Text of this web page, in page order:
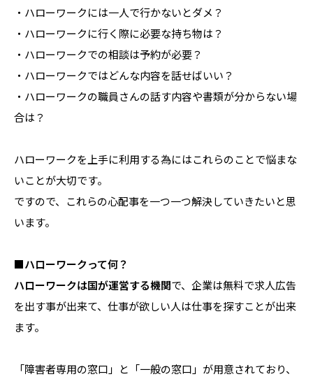
・ハローワークには一人で行かないとダメ？
・ハローワークに行く際に必要な持ち物は？
・ハローワークでの相談は予約が必要？
・ハローワークではどんな内容を話せばいい？
・ハローワークの職員さんの話す内容や書類が分からない場
合は？
ハローワークを上手に利用する為にはこれらのことで悩まな
いことが大切です。
ですので、これらの心配事を一つ一つ解決していきたいと思
います。
■ハローワークって何？
ハローワークは国が運営する機関で、企業は無料で求人広告
を出す事が出来て、仕事が欲しい人は仕事を探すことが出来
ます。
「障害者専用の窓口」と「一般の窓口」が用意されており、